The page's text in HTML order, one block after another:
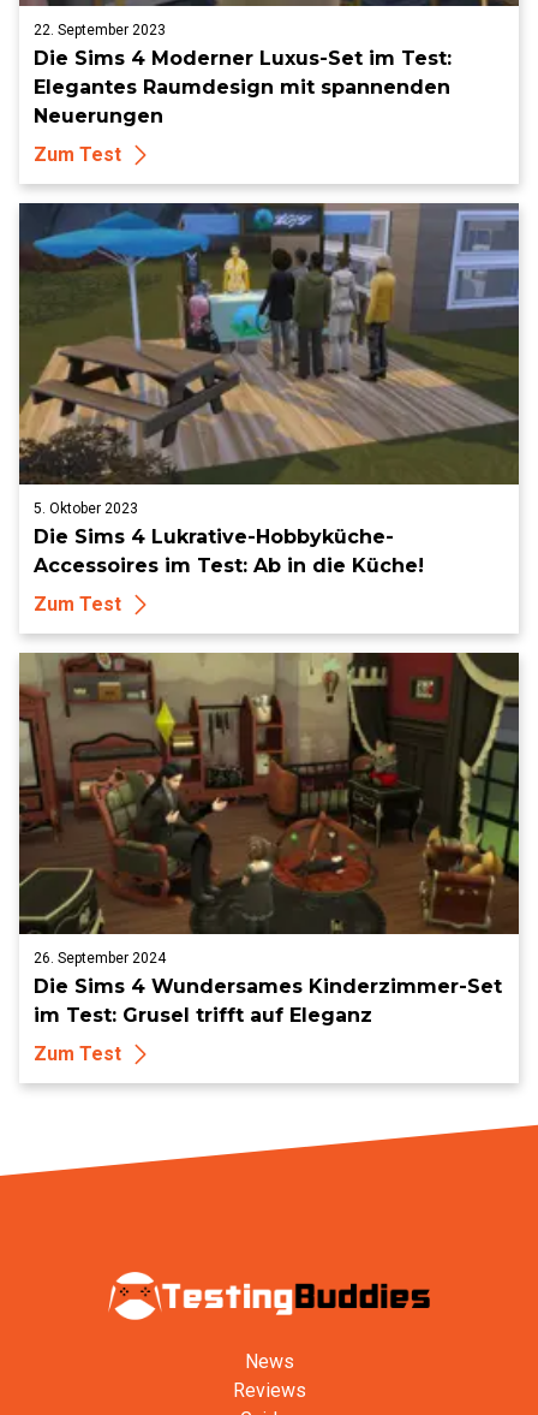
22. September 2023
Die Sims 4 Moderner Luxus-Set im Test:
Elegantes Raumdesign mit spannenden
Neuerungen
Zum Test
5. Oktober 2023
Die Sims 4 Lukrative-Hobbyküche-
Accessoires im Test: Ab in die Küche!
Zum Test
26. September 2024
Die Sims 4 Wundersames Kinderzimmer-Set
im Test: Grusel trifft auf Eleganz
Zum Test
News
Reviews